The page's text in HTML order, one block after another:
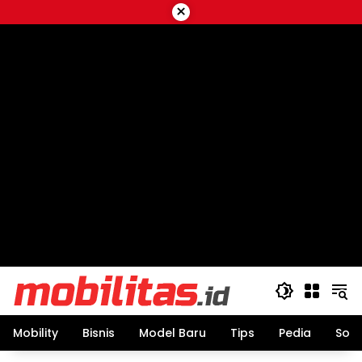
to
×
Mobility Bisnis Model Baru Tips Pedia